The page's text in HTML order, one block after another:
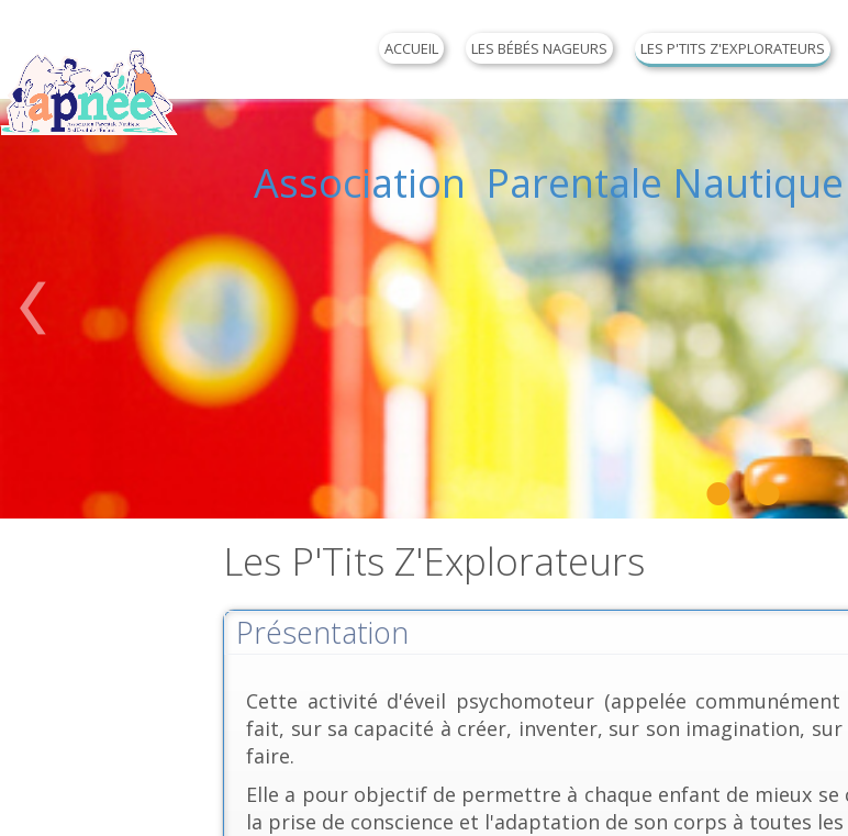
ACCUEIL LES BÉBÉS NAGEURS LES P'TITS Z'EXPLORATEURS
Association Parentale
Les P'Tits Z'Explorateurs
Présentation
Cette activité d'éveil psychomoteur (appelée
fait, sur sa capacité à créer, inventer, sur son imagination,
faire.
Elle a pour objectif de permettre à chaque enfant de mieux
la prise de conscience et l'adaptation de son corps à toutes